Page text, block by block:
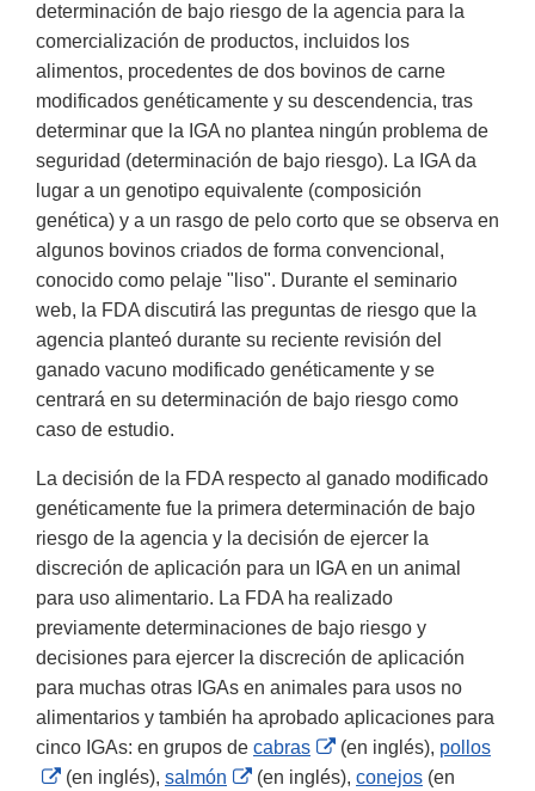
determinación de bajo riesgo de la agencia para la
comercialización de productos, incluidos los
alimentos, procedentes de dos bovinos de carne
modificados genéticamente y su descendencia, tras
determinar que la IGA no plantea ningún problema de
seguridad (determinación de bajo riesgo). La IGA da
lugar a un genotipo equivalente (composición
genética) y a un rasgo de pelo corto que se observa en
algunos bovinos criados de forma convencional,
conocido como pelaje "liso". Durante el seminario
web, la FDA discutirá las preguntas de riesgo que la
agencia planteó durante su reciente revisión del
ganado vacuno modificado genéticamente y se
centrará en su determinación de bajo riesgo como
caso de estudio.
La decisión de la FDA respecto al ganado modificado
genéticamente fue la primera determinación de bajo
riesgo de la agencia y la decisión de ejercer la
discreción de aplicación para un IGA en un animal
para uso alimentario. La FDA ha realizado
previamente determinaciones de bajo riesgo y
decisiones para ejercer la discreción de aplicación
para muchas otras IGAs en animales para usos no
alimentarios y también ha aprobado aplicaciones para
cinco IGAs: en grupos de cabras
External
Link
(en inglés), pollos
External
(en inglés), salmón External
(en inglés), conejos (en